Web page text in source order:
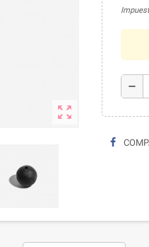
zoom_out_map
remove